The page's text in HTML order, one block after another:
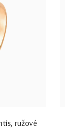
ružové